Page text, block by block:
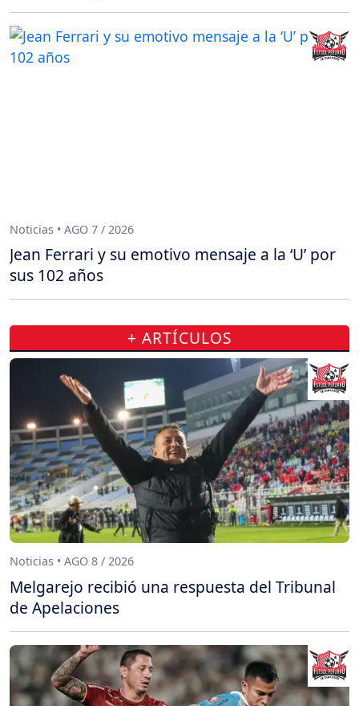
Noticias • AGO 7 / 2026
Jean Ferrari y su emotivo mensaje a la ‘U’ por
sus 102 años
+ ARTÍCULOS
Noticias • AGO 8 / 2026
Melgarejo recibió una respuesta del Tribunal
de Apelaciones